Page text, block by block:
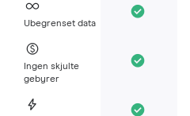
Ubegrenset data
Ingen skjulte
gebyrer